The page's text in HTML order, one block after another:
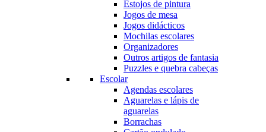
Estojos de pintura
Jogos de mesa
Jogos didácticos
Mochilas escolares
Organizadores
Outros artigos de fantasia
Puzzles e quebra cabeças
Escolar
Agendas escolares
Aguarelas e lápis de
aguarelas
Borrachas